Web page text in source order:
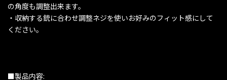
の角度も調整出来ます。
・収納する銃に合わせ調整ネジを使いお好みのフィット感にして
ください。
■製品内容: